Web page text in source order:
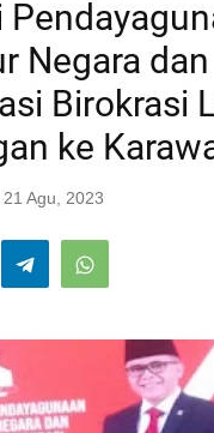
Negara dan
Birokrasi
ke
21 Agu, 2023